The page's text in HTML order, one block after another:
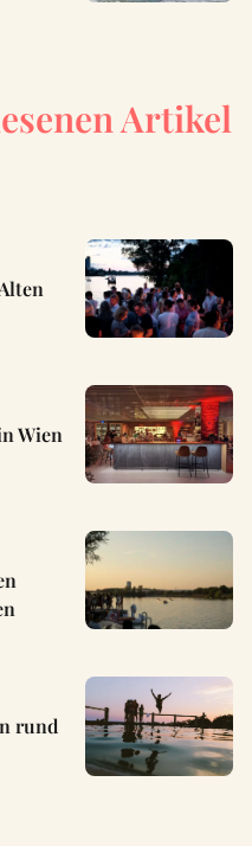
Artikel
Wien
rund